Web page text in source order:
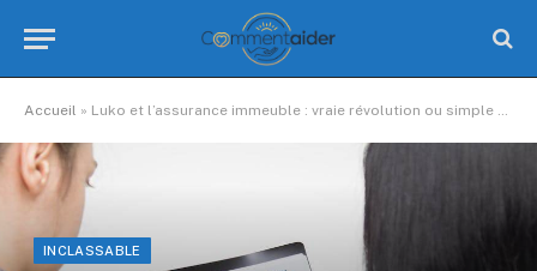
Accueil » Luko et l’assurance immeuble : vraie révolution ou simple rabotage de primes pour les copropriétés ?
INCLASSABLE